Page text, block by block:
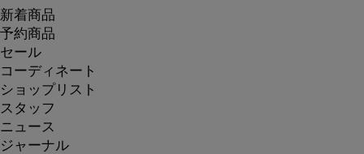
新着商品
予約商品
セール
コーディネート
ショップリスト
スタッフ
ニュース
ジャーナル